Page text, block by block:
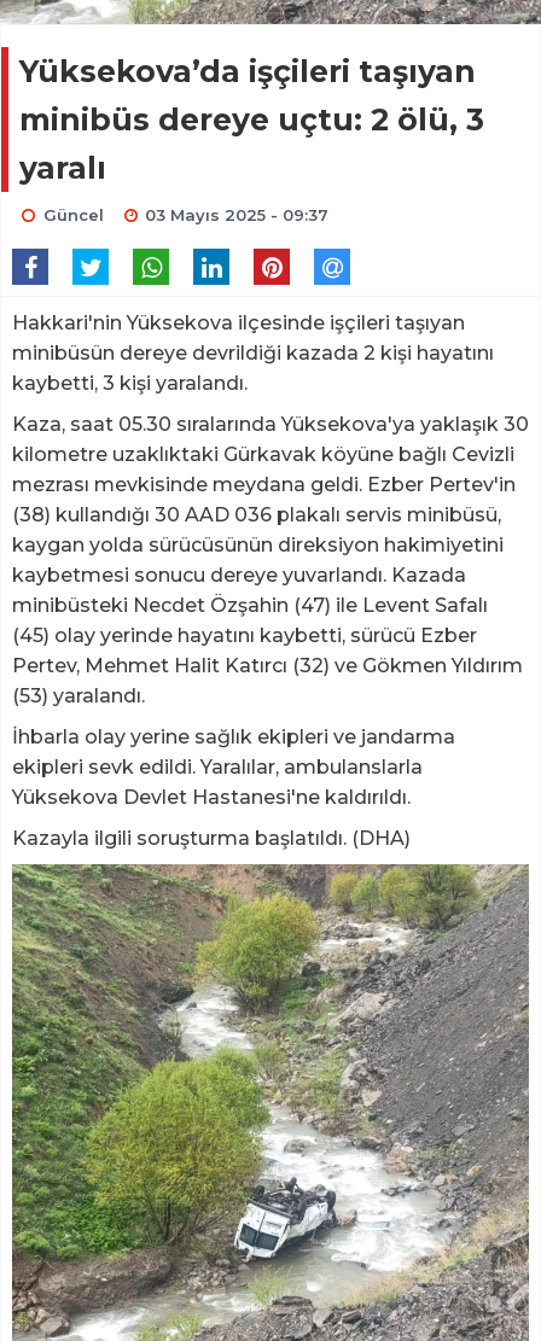
Yüksekova’da işçileri taşıyan
minibüs dereye uçtu: 2 ölü, 3
yaralı
Güncel 03 Mayıs 2025 - 09:37
Hakkari'nin Yüksekova ilçesinde işçileri taşıyan
minibüsün dereye devrildiği kazada 2 kişi hayatını
kaybetti, 3 kişi yaralandı.
Kaza, saat 05.30 sıralarında Yüksekova'ya yaklaşık 30
kilometre uzaklıktaki Gürkavak köyüne bağlı Cevizli
mezrası mevkisinde meydana geldi. Ezber Pertev'in
(38) kullandığı 30 AAD 036 plakalı servis minibüsü,
kaygan yolda sürücüsünün direksiyon hakimiyetini
kaybetmesi sonucu dereye yuvarlandı. Kazada
minibüsteki Necdet Özşahin (47) ile Levent Safalı
(45) olay yerinde hayatını kaybetti, sürücü Ezber
Pertev, Mehmet Halit Katırcı (32) ve Gökmen Yıldırım
(53) yaralandı.
İhbarla olay yerine sağlık ekipleri ve jandarma
ekipleri sevk edildi. Yaralılar, ambulanslarla
Yüksekova Devlet Hastanesi'ne kaldırıldı.
Kazayla ilgili soruşturma başlatıldı. (DHA)